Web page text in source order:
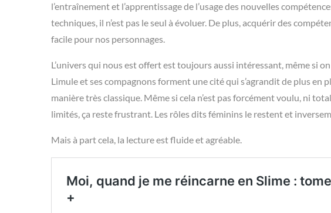
l’entraînement et l’apprentissage de l’usage des nouvelles
techniques, il n’est pas le seul à évoluer. De plus, acquérir des
facile pour nos personnages.
L’univers qui nous est offert est toujours aussi intéressant, même si
Limule et ses compagnons forment une cité qui s’agrandit de plus en
manière très classique. Même si cela n’est pas forcément voulu, ni
limités, ça reste frustrant. Les rôles dits féminins le restent et
Mais à part cela, la lecture est fluide et agréable.